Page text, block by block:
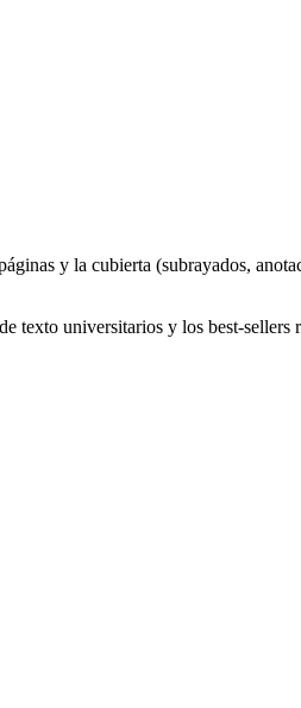
y la cubierta (subrayados,
universitarios y los best-sellers